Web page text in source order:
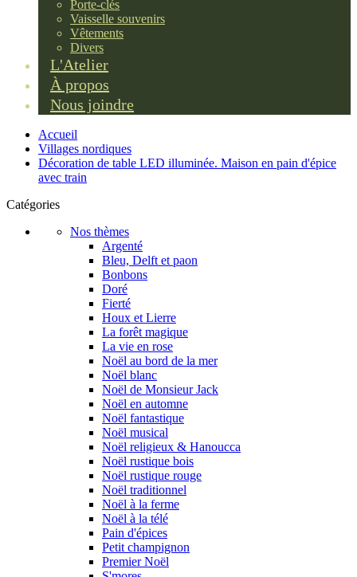
Porte-clés
Vaisselle souvenirs
Vêtements
Divers
L'Atelier
À propos
Nous joindre
Accueil
Villages nordiques
Décoration de table LED illuminée. Maison en pain d'épice
avec train
Catégories
Nos thèmes
Argenté
Bleu, Delft et paon
Bonbons
Doré
Fierté
Houx et Lierre
La forêt magique
La vie en rose
Noël au bord de la mer
Noël blanc
Noël de Monsieur Jack
Noël en automne
Noël fantastique
Noël musical
Noël religieux & Hanoucca
Noël rustique bois
Noël rustique rouge
Noël traditionnel
Noël à la ferme
Noël à la télé
Pain d'épices
Petit champignon
Premier Noël